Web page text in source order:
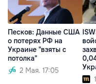
Песков: Данные США
о потерях РФ на
Украине "взяты с
потолка"
2 Мая. 17:05